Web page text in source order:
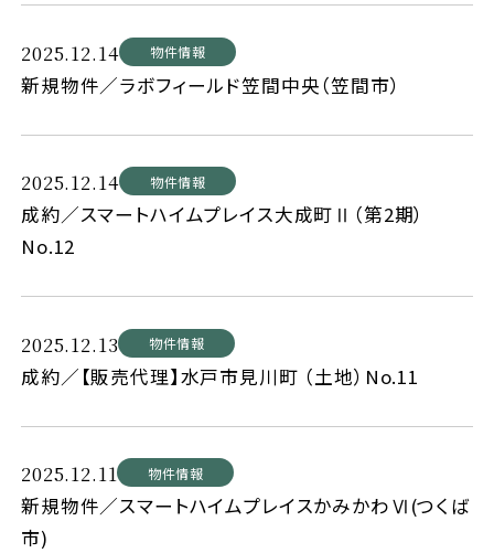
2025.12.14 物件情報
新規物件／ラボフィールド笠間中央（笠間市）
2025.12.14 物件情報
成約／スマートハイムプレイス大成町Ⅱ（第2期）
No.12
2025.12.13 物件情報
成約／【販売代理】水戸市見川町 （土地）No.11
2025.12.11 物件情報
新規物件／スマートハイムプレイスかみかわⅥ(つくば
市)